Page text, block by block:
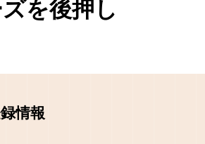
を後押し
情報